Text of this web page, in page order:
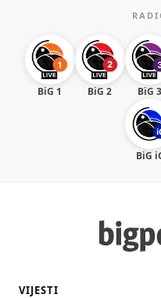
BiG 1 BiG 2 BiG 3
BiG
VIJESTI